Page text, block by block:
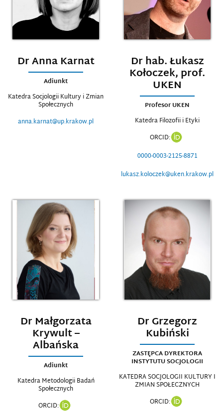
Dr Anna Karnat
Adiunkt
Katedra Socjologii Kultury i Zmian
Społecznych
anna.karnat@up.krakow.pl
Dr hab. Łukasz
Kołoczek, prof.
UKEN
Profesor UKEN
Katedra Filozofii i Etyki
ORCID:
0000-0003-2125-8871
lukasz.koloczek@uken.krakow.pl
Dr Małgorzata
Krywult –
Albańska
Adiunkt
Katedra Metodologii Badań
Społecznych
ORCID:
Dr Grzegorz
Kubiński
ZASTĘPCA DYREKTORA
INSTYTUTU SOCJOLOGII
KATEDRA SOCJOLOGII KULTURY I
ZMIAN SPOŁECZNYCH
ORCID: